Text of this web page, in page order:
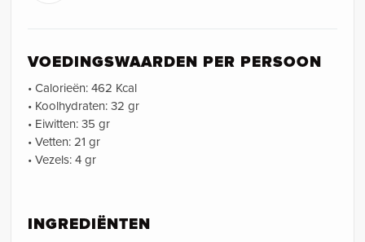
VOEDINGSWAARDEN PER PERSOON
• Calorieën: 462 Kcal
• Koolhydraten: 32 gr
• Eiwitten: 35 gr
• Vetten: 21 gr
• Vezels: 4 gr
INGREDIËNTEN